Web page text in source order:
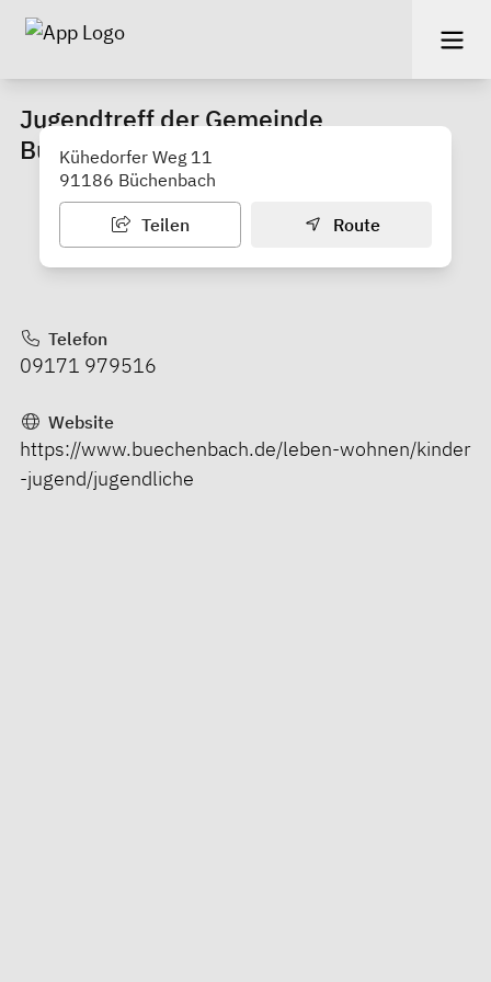
Jugendtreff der Gemeinde
Büchenbach
Kühedorfer Weg 11
91186 Büchenbach
Teilen Route
Telefon
09171 979516
Website
https://www.buechenbach.de/leben-wohnen/kinder
-jugend/jugendliche